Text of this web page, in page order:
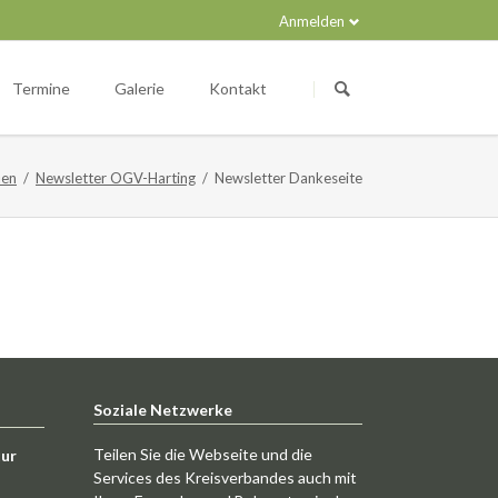
Anmelden
überspringen
Termine Galerie Kontakt
Newsletter OGV-Harting Newsletter Dankeseite
Soziale Netzwerke
Teilen Sie die Webseite und die
Services des Kreisverbandes auch mit